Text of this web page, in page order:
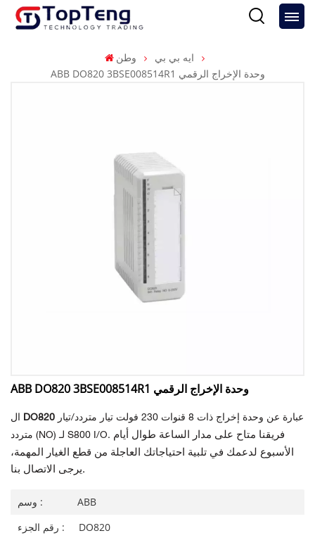
وطن
ايه بي بي
ABB DO820 3BSE008514R1 وحدة الإخراج الرقمي
ABB DO820 3BSE008514R1 وحدة الإخراج الرقمي
DO820
متردد (NO) لـ S800 I/O. فريقنا متاح على مدار الساعة طوال أيام
الأسبوع لدعمك في تلبية احتياجاتك العاجلة من قطع الغيار المهمة،
يرجى الاتصال بنا.
وسم :
ABB
رقم الجزء :
DO820